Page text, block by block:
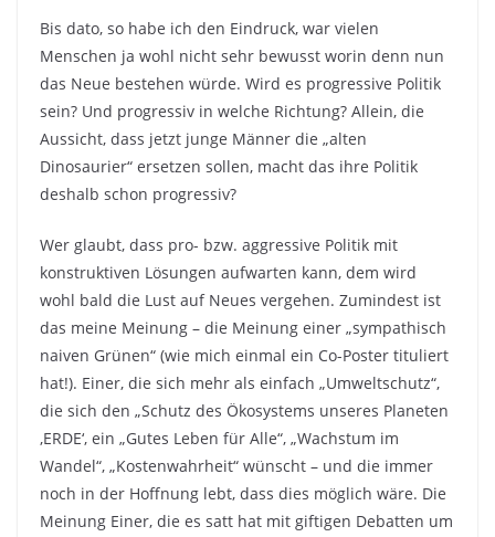
Bis dato, so habe ich den Eindruck, war vielen
Menschen ja wohl nicht sehr bewusst worin denn nun
das Neue bestehen würde. Wird es progressive Politik
sein? Und progressiv in welche Richtung? Allein, die
Aussicht, dass jetzt junge Männer die „alten
Dinosaurier“ ersetzen sollen, macht das ihre Politik
deshalb schon progressiv?
Wer glaubt, dass pro- bzw. aggressive Politik mit
konstruktiven Lösungen aufwarten kann, dem wird
wohl bald die Lust auf Neues vergehen. Zumindest ist
das meine Meinung – die Meinung einer „sympathisch
naiven Grünen“ (wie mich einmal ein Co-Poster tituliert
hat!). Einer, die sich mehr als einfach „Umweltschutz“,
die sich den „Schutz des Ökosystems unseres Planeten
‚ERDE‘, ein „Gutes Leben für Alle“, „Wachstum im
Wandel“, „Kostenwahrheit“ wünscht – und die immer
noch in der Hoffnung lebt, dass dies möglich wäre. Die
Meinung Einer, die es satt hat mit giftigen Debatten um